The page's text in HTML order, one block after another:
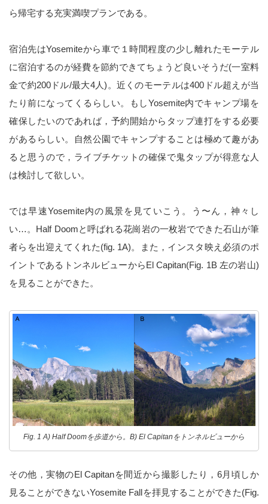
ら帰宅する充実満喫プランである。
宿泊先はYosemiteから車で１時間程度の少し離れたモーテル
に宿泊するのが経費を節約できてちょうど良いそうだ(一室料
金で約200ドル/最大4人)。近くのモーテルは400ドル超えが当
たり前になってくるらしい。もしYosemite内でキャンプ場を
確保したいのであれば，予約開始からタップ連打をする必要
があるらしい。自然公園でキャンプすることは極めて趣があ
ると思うので，ライブチケットの確保で鬼タップが得意な人
は検討して欲しい。
では早速Yosemite内の風景を見ていこう。う〜ん，神々し
い…。Half Doomと呼ばれる花崗岩の一枚岩でできた石山が筆
者らを出迎えてくれた(fig. 1A)。また，インスタ映え必須のポ
イントであるトンネルビューからEl Capitan(Fig. 1B 左の岩山)
を見ることができた。
Fig. 1 A) Half Doomを歩道から。B) El Capitanをトンネルビューから
その他，実物のEl Capitanを間近から撮影したり，6月頃しか
見ることができないYosemite Fallを拝見することができた(Fig.